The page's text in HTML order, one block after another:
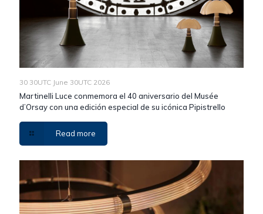
30 30UTC June 30UTC 2026
Martinelli Luce conmemora el 40 aniversario del Musée
d’Orsay con una edición especial de su icónica Pipistrello
Read more